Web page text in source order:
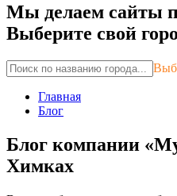
Мы делаем сайты
Выберите свой
Главная
Блог
Блог компании
Химках